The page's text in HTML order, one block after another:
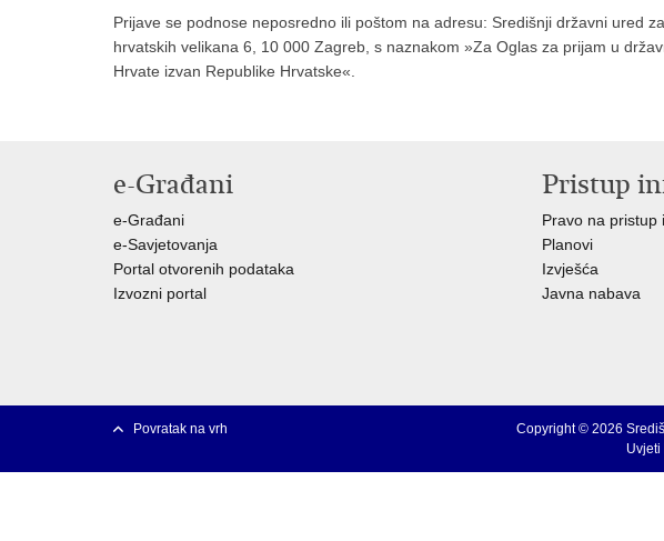
Prijave se podnose neposredno ili poštom na adresu: Središnji državni ured
hrvatskih velikana 6, 10 000 Zagreb, s naznakom »Za Oglas za prijam u
Hrvate izvan Republike Hrvatske«.
e-Građani
e-Građani
e-Savjetovanja
Portal otvorenih podataka
Izvozni portal
Pristup
Pravo na pristup
Planovi
Izvješća
Javna nabava
Povratak na vrh
Copyright © 2026
Uvjeti